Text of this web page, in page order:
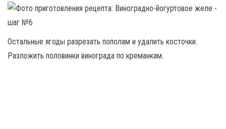
Остальные ягоды разрезать пополам и удалить косточки.
Разложить половинки винограда по креманкам.